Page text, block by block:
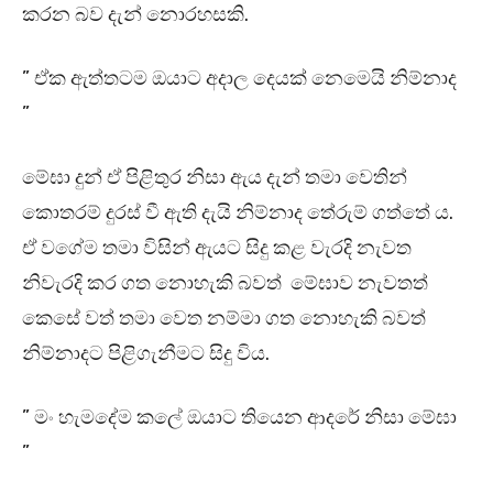
කරන බව දැන් නොරහසකි.
” ඒක ඇත්තටම ඔයාට අදාල දෙයක් නෙමෙයි නිම්නාද
”
මේඝා දුන් ඒ පිළිතුර නිසා ඇය දැන් තමා වෙතින්
කොතරම් දුරස් වී ඇති දැයි නිම්නාද තේරුම් ගත්තේ ය.
ඒ වගේම තමා විසින් ඇයට සිදු කළ වැරදි නැවත
නිවැරදි කර ගත නොහැකි බවත් මේඝාව නැවතත්
කෙසේ වත් තමා වෙත නම්මා ගත නොහැකි බවත්
නිම්නාදට පිළිගැනීමට සිදු විය.
” මං හැමදේම කලේ ඔයාට තියෙන ආදරේ නිසා මේඝා
”